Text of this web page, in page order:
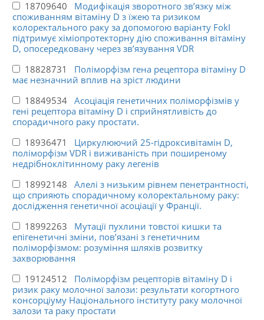
18709640 Модифікація зворотного зв’язку між
споживанням вітаміну D з їжею та ризиком
колоректального раку за допомогою варіанту FokI
підтримує хіміопротекторну дію споживання вітаміну
D, опосередковану через зв’язування VDR
18828731 Поліморфізм гена рецептора вітаміну D
має незначний вплив на зріст людини
18849534 Асоціація генетичних поліморфізмів у
гені рецептора вітаміну D і сприйнятливість до
спорадичного раку простати.
18936471 Циркулюючий 25-гідроксивітамін D,
поліморфізм VDR і виживаність при поширеному
недрібноклітинному раку легенів
18992148 Алелі з низьким рівнем пенетрантності,
що сприяють спорадичному колоректальному раку:
дослідження генетичної асоціації у Франції.
18992263 Мутації пухлини товстої кишки та
епігенетичні зміни, пов’язані з генетичним
поліморфізмом: розуміння шляхів розвитку
захворювання
19124512 Поліморфізм рецепторів вітаміну D і
ризик раку молочної залози: результати когортного
консорціуму Національного інституту раку молочної
залози та раку простати